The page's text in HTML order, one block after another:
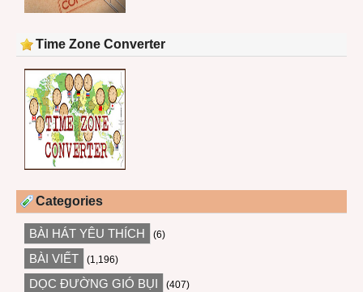
Time Zone Converter
Categories
BÀI HÁT YÊU THÍCH (6)
BÀI VIẾT (1,196)
DỌC ĐƯỜNG GIÓ BỤI (407)